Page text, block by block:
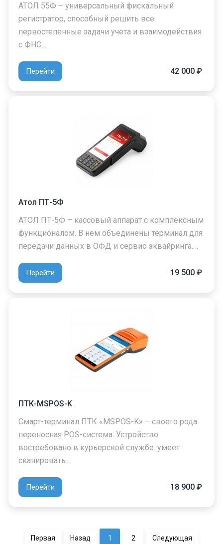
АТОЛ 55Ф – универсальный фискальный
регистратор, способный решить все
первостепенные задачи учета и взаимодействия
с ФНС.…
Перейти 42 000 ₽
Атол ПТ-5Ф
АТОЛ ПТ-5Ф – кассовый аппарат с комплексным
функционалом. В нем объединены терминал для
передачи данных в ОФД и сервис эквайринга.…
Перейти 19 500 ₽
ПТК-MSPOS-K
Смарт-терминал ПТК «MSPOS-K» – своего рода
переносная POS-система. Устройство
востребовано в курьерской службе: умеет
сканировать…
Перейти 18 900 ₽
Первая Назад 1 2 Следующая